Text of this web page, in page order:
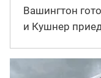
Вашингтон
и Кушнер